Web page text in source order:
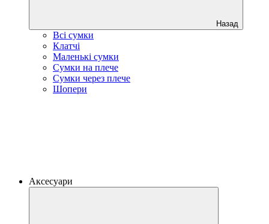
Назад
Всі сумки
Клатчі
Маленькі сумки
Сумки на плече
Сумки через плече
Шопери
Аксесуари